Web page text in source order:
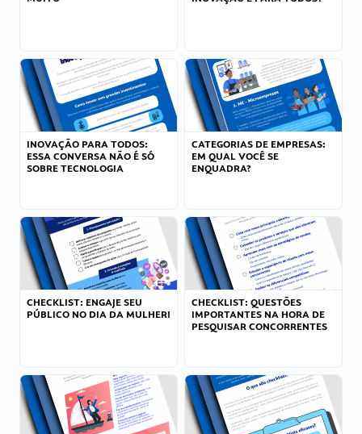
INOVAÇÃO PARA TODOS:
ESSA CONVERSA NÃO É SÓ
SOBRE TECNOLOGIA
CATEGORIAS DE EMPRESAS:
EM QUAL VOCÊ SE
ENQUADRA?
CHECKLIST: ENGAJE SEU
PÚBLICO NO DIA DA MULHER!
CHECKLIST: QUESTÕES
IMPORTANTES NA HORA DE
PESQUISAR CONCORRENTES